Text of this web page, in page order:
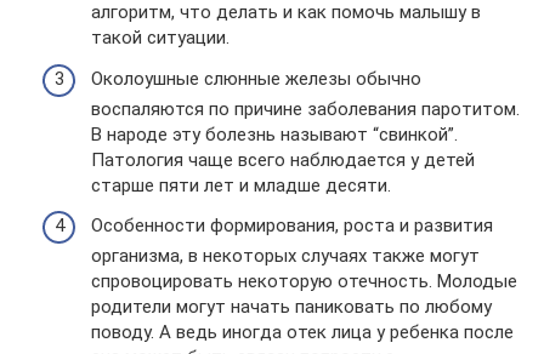
алгоритм, что делать и как помочь малышу в
такой ситуации.
Околоушные слюнные железы обычно
воспаляются по причине заболевания паротитом.
В народе эту болезнь называют “свинкой”.
Патология чаще всего наблюдается у детей
старше пяти лет и младше десяти.
Особенности формирования, роста и развития
организма, в некоторых случаях также могут
спровоцировать некоторую отечность. Молодые
родители могут начать паниковать по любому
поводу. А ведь иногда отек лица у ребенка после